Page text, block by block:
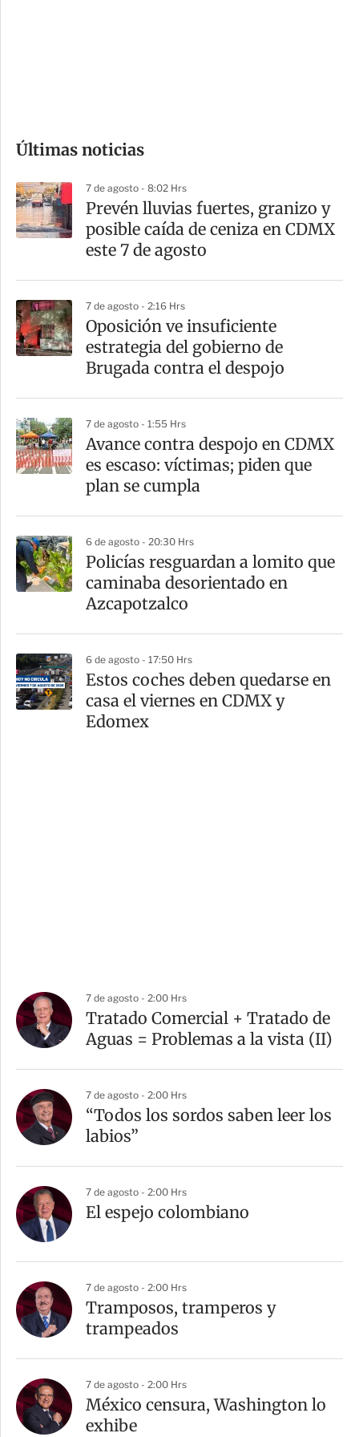
m
a
r
t
Últimas noticias
7 de agosto - 8:02 Hrs
Prevén lluvias fuertes, granizo y
posible caída de ceniza en CDMX
este 7 de agosto
7 de agosto - 2:16 Hrs
Oposición ve insuficiente
estrategia del gobierno de
Brugada contra el despojo
7 de agosto - 1:55 Hrs
Avance contra despojo en CDMX
es escaso: víctimas; piden que
plan se cumpla
6 de agosto - 20:30 Hrs
Policías resguardan a lomito que
caminaba desorientado en
Azcapotzalco
6 de agosto - 17:50 Hrs
Estos coches deben quedarse en
casa el viernes en CDMX y
Edomex
7 de agosto - 2:00 Hrs
Tratado Comercial + Tratado de
Aguas = Problemas a la vista (II)
7 de agosto - 2:00 Hrs
“Todos los sordos saben leer los
labios”
7 de agosto - 2:00 Hrs
El espejo colombiano
7 de agosto - 2:00 Hrs
Tramposos, tramperos y
trampeados
7 de agosto - 2:00 Hrs
México censura, Washington lo
exhibe